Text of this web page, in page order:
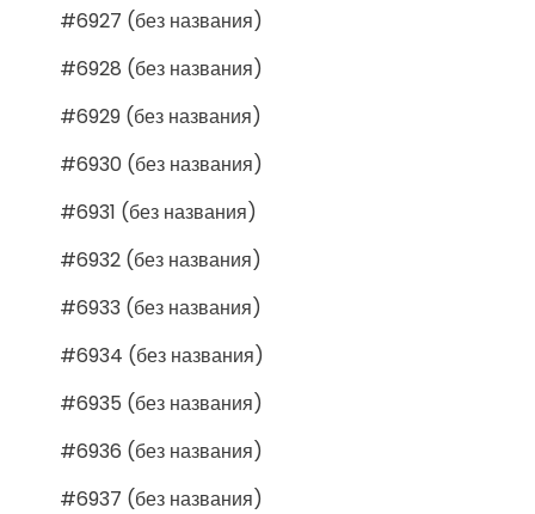
#6927 (без названия)
#6928 (без названия)
#6929 (без названия)
#6930 (без названия)
#6931 (без названия)
#6932 (без названия)
#6933 (без названия)
#6934 (без названия)
#6935 (без названия)
#6936 (без названия)
#6937 (без названия)